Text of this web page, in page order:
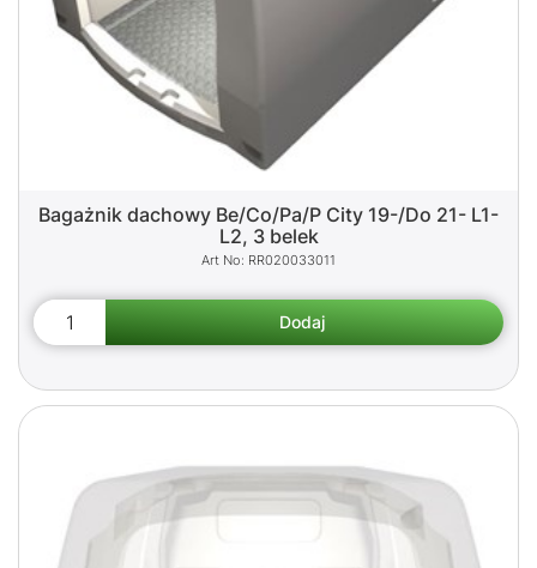
Bagażnik dachowy Be/Co/Pa/P City 19-/Do 21- L1-
L2, 3 belek
RR020033011